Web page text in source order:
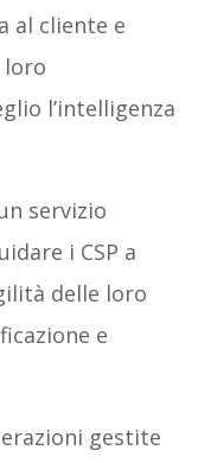
al cliente e
l’intelligenza
servizio
i CSP a
delle loro
e
gestite